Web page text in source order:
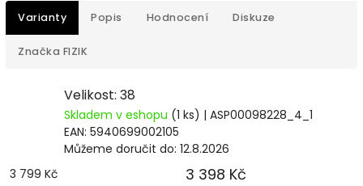
Varianty Popis Hodnocení Diskuze
Značka FIZIK
Velikost: 38
Skladem v eshopu (1 ks) | ASP00098228_4_1
EAN: 5940699002105
Můžeme doručit do: 12.8.2026
3 799 Kč
3 398 Kč